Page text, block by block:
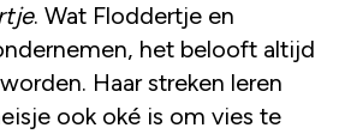
. Wat Floddertje en
het belooft altijd
Haar streken leren
ook oké is om vies te